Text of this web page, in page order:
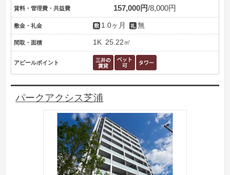
賃料・管理費・共益費 157,000円 8,000円
敷金・礼金 1.0ヶ月 無
間取・面積 1K 25.22㎡
アピールポイント
パークアクシス芝浦